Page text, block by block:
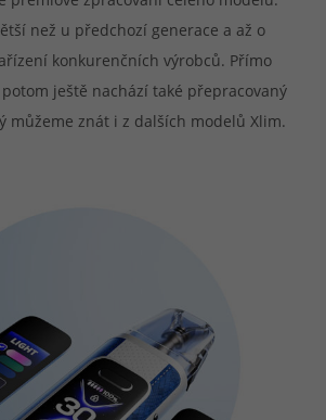
než u předchozí generace a až o
konkurenčních výrobců. Přímo
ještě nachází také přepracovaný
můžeme znát i z dalších modelů Xlim.